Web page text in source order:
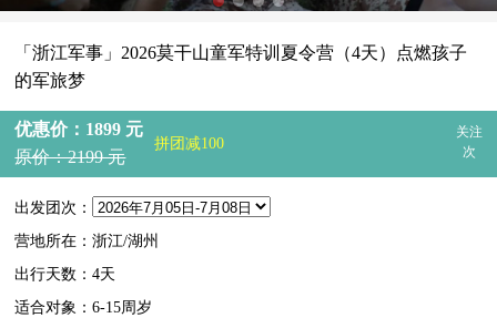
「浙江军事」2026莫干山童军特训夏令营（4天）点燃孩子
的军旅梦
优惠价：1899 元
原价：2199 元
拼团减100
关注
次
出发团次：
营地所在：浙江/湖州
出行天数：4天
适合对象：6-15周岁